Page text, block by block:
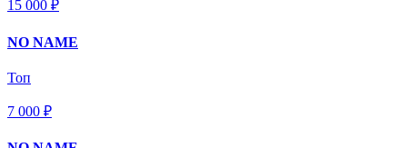
15 000 ₽
NO NAME
Топ
7 000 ₽